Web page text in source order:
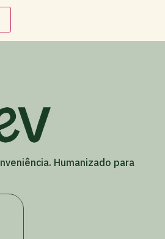
Humanizado para